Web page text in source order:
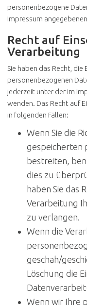
personenbezogene
Impressum
Recht auf
Verarbeitung
Sie haben das Recht,
personenbezogenen
jederzeit unter der im
wenden. Das Recht auf
in folgenden Fällen:
Wenn Sie die
gespeicherten
bestreiten,
dies zu
haben Sie das
Verarbeitung
zu verlangen.
Wenn die
geschah/
Löschung die
Wenn wir Ihre